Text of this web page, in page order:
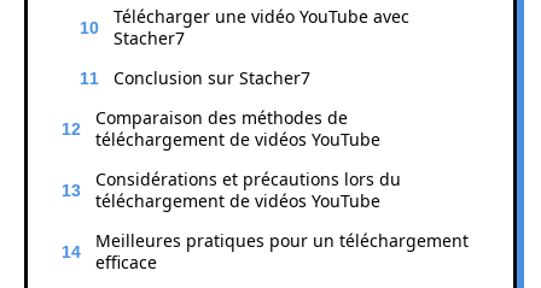
Télécharger une vidéo YouTube avec
Stacher7
Conclusion sur Stacher7
Comparaison des méthodes de
téléchargement de vidéos YouTube
Considérations et précautions lors du
téléchargement de vidéos YouTube
Meilleures pratiques pour un téléchargement
efficace